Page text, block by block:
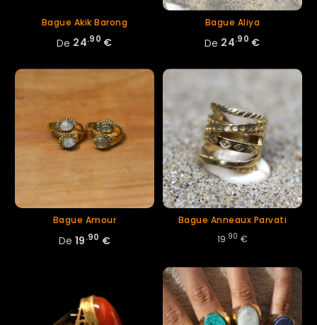
Bague Akik Barong
De 24.90 €
Bague Aliya
De 24.90 €
Bague Amour
De 19.90 €
Bague Anneaux Parvati
19.90 €